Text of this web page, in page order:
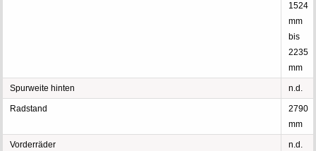
1524
mm
bis
2235
mm
Spurweite hinten n.d.
Radstand
2790
mm
Vorderräder n.d.